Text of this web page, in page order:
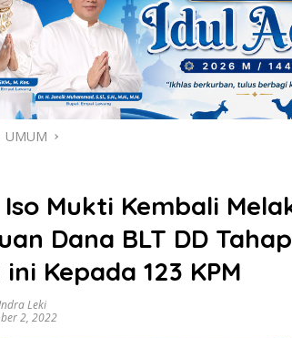
UMUM
Iso Mukti Kembali
Dana BLT DD
Kepada 123 KPM
Leki
2, 2022